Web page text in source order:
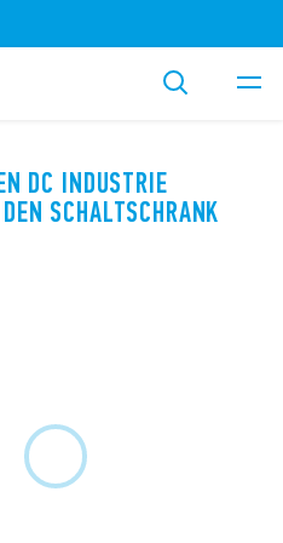
DC INDUSTRIE
SCHALTSCHRANK